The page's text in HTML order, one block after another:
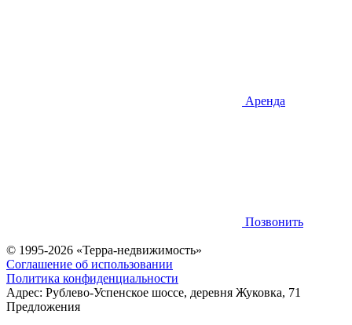
Аренда
Позвонить
© 1995-2026 «Терра-недвижимость»
Соглашение об использовании
Политика конфиденциальности
Адрес: Рублево-Успенское шоссе, деревня Жуковка, 71
Предложения